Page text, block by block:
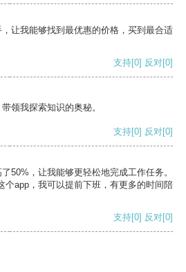
让我能够找到最优惠的价格，买到最合适
支持[0] 反对[0]
领我探索知识的奥秘。
支持[0] 反对[0]
50%，让我能够更轻松地完成工作任务。
个app，我可以提前下班，有更多的时间陪
支持[0] 反对[0]